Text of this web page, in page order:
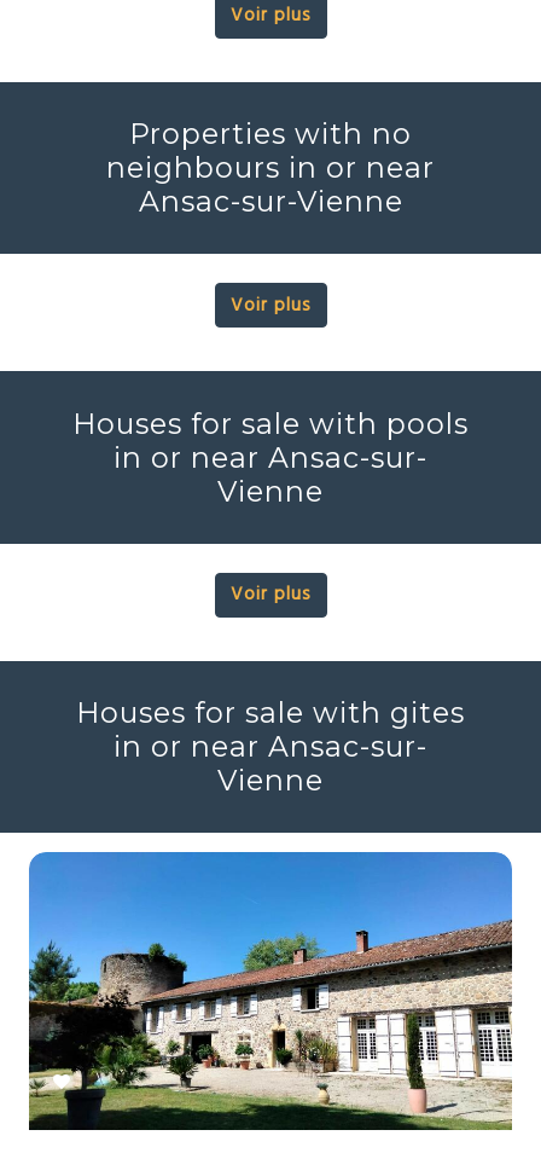
Voir plus
Properties with no
neighbours in or near
Ansac-sur-Vienne
Voir plus
Houses for sale with pools
in or near Ansac-sur-
Vienne
Voir plus
Houses for sale with gites
in or near Ansac-sur-
Vienne